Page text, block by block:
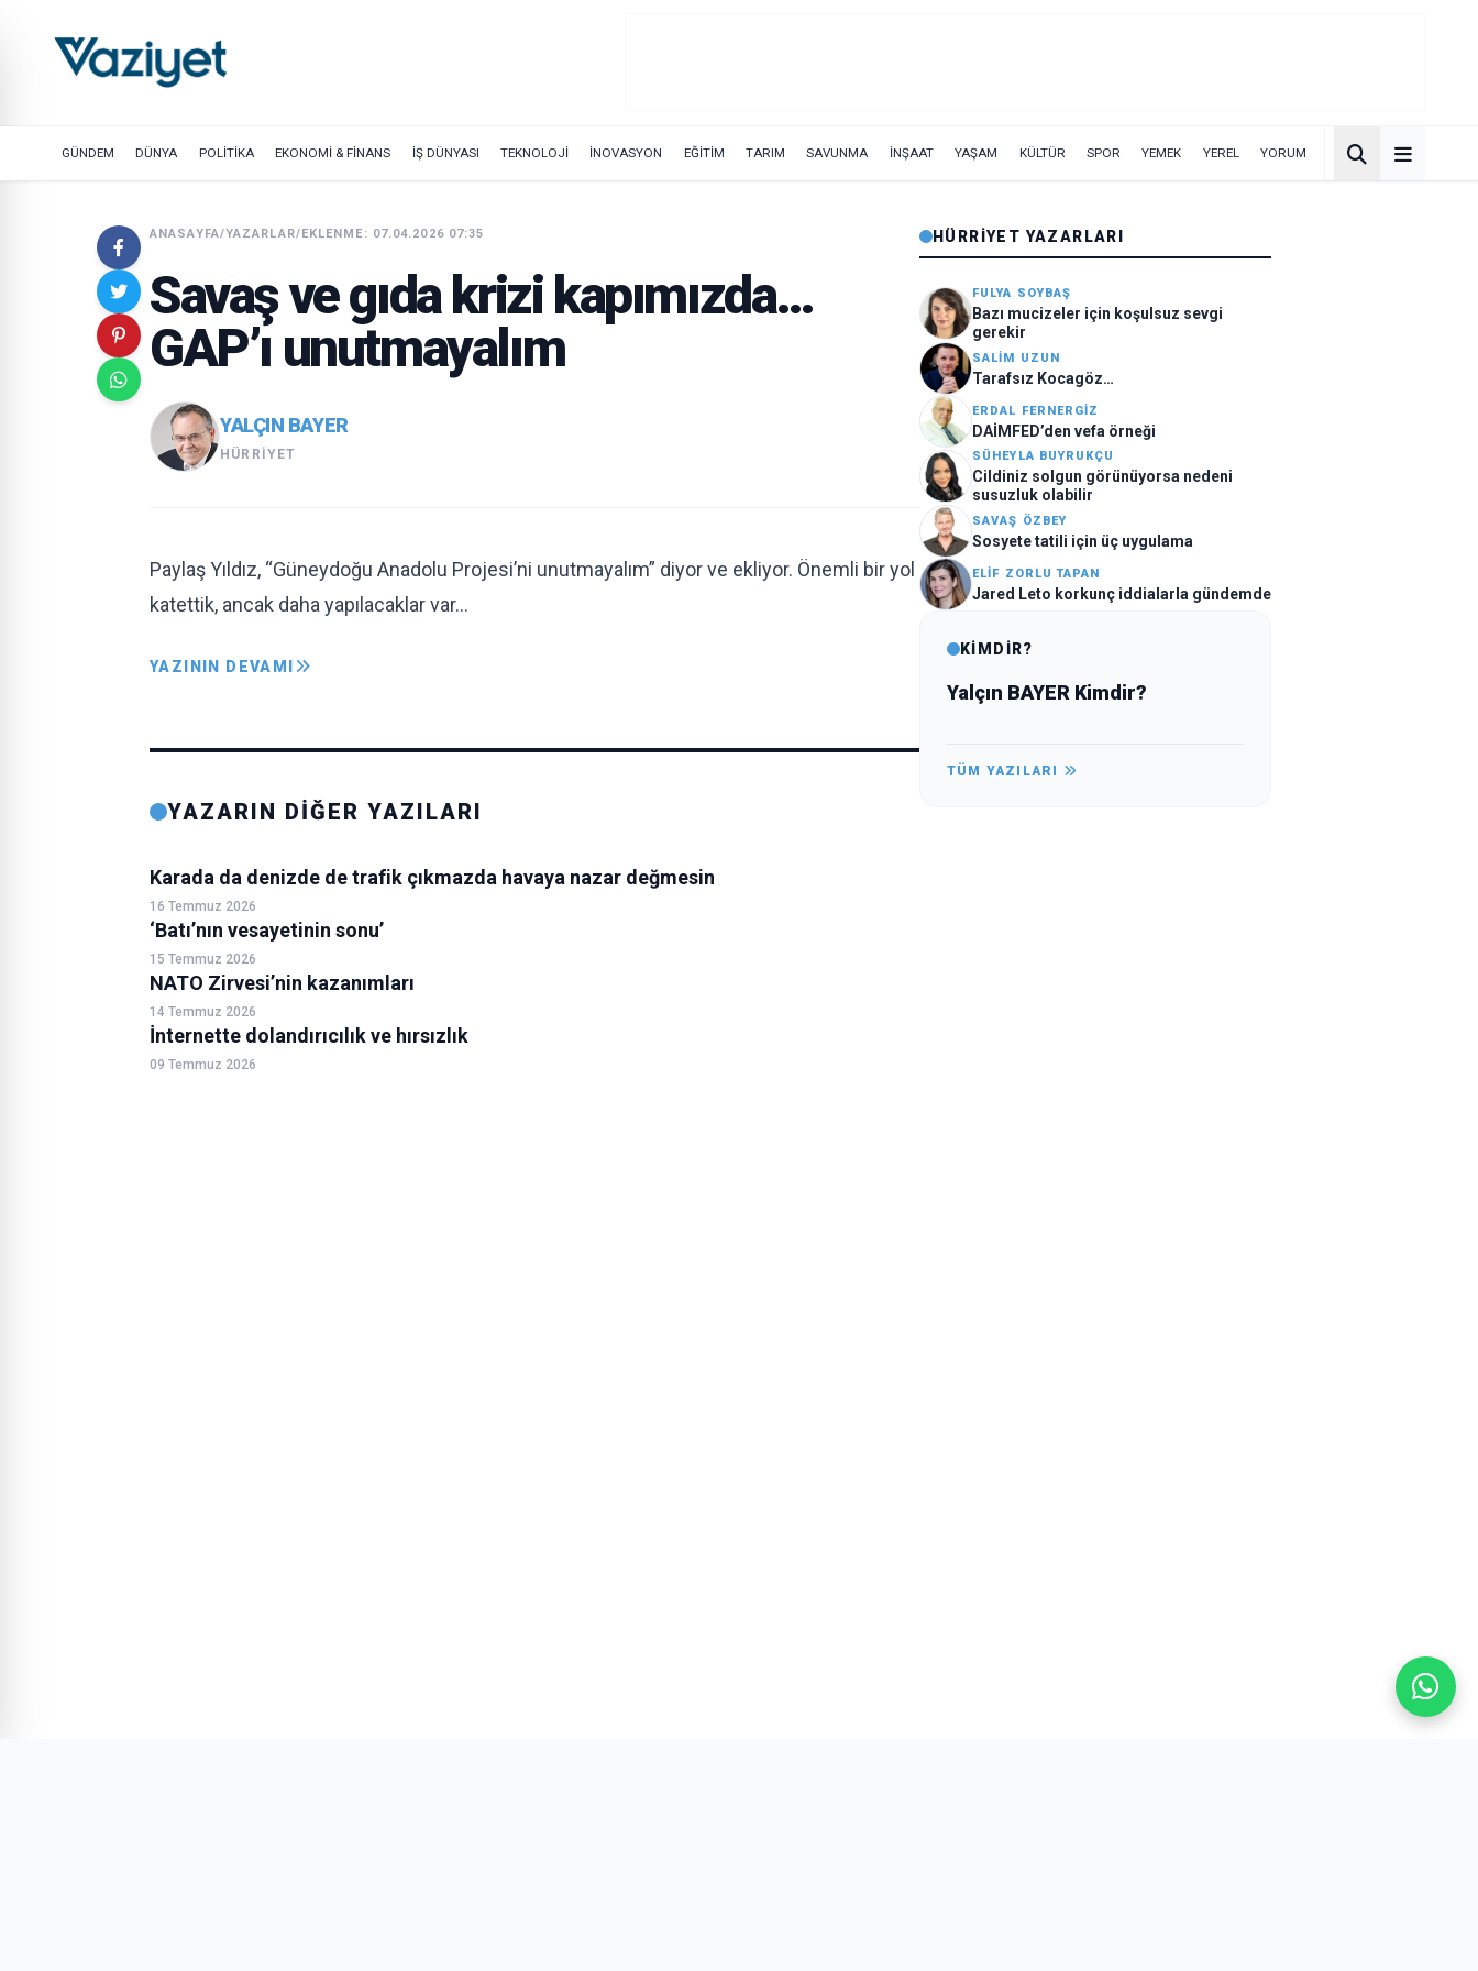
GÜNDEM DÜNYA POLİTİKA EKONOMİ & FİNANS İŞ DÜNYASI TEKNOLOJİ İNOVASYON EĞİTİM TARIM SAVUNMA İNŞAAT YAŞAM KÜLTÜR SPOR YEMEK YEREL YORUM
ANASAYFA/YAZARLAR/EKLENME: 07.04.2026 07:35
Savaş ve gıda krizi kapımızda…
GAP’ı unutmayalım
YALÇIN BAYER
HÜRRIYET
Paylaş Yıldız, “Güneydoğu Anadolu Projesi’ni unutmayalım” diyor ve ekliyor. Önemli bir yol
katettik, ancak daha yapılacaklar var…
YAZININ DEVAMI
YAZARIN DİĞER YAZILARI
Karada da denizde de trafik çıkmazda havaya nazar değmesin
16 Temmuz 2026
‘Batı’nın vesayetinin sonu’
15 Temmuz 2026
NATO Zirvesi’nin kazanımları
14 Temmuz 2026
İnternette dolandırıcılık ve hırsızlık
09 Temmuz 2026
HÜRRIYET YAZARLARI
FULYA SOYBAŞ
Bazı mucizeler için koşulsuz sevgi
gerekir
SALIM UZUN
Tarafsız Kocagöz…
ERDAL FERNERGIZ
DAİMFED’den vefa örneği
SÜHEYLA BUYRUKÇU
Cildiniz solgun görünüyorsa nedeni
susuzluk olabilir
SAVAŞ ÖZBEY
Sosyete tatili için üç uygulama
ELIF ZORLU TAPAN
Jared Leto korkunç iddialarla gündemde
KİMDİR?
Yalçın BAYER Kimdir?
TÜM YAZILARI